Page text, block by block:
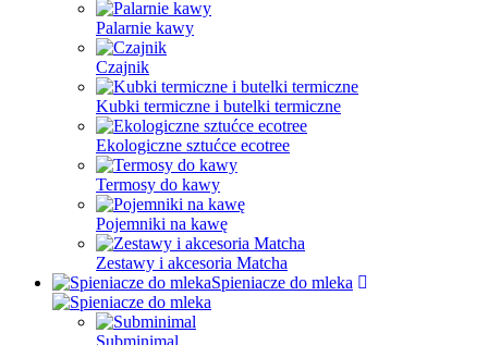
Palarnie kawy
Czajnik
Kubki termiczne i butelki termiczne
Ekologiczne sztućce ecotree
Termosy do kawy
Pojemniki na kawę
Zestawy i akcesoria Matcha
Spieniacze do mleka
Subminimal